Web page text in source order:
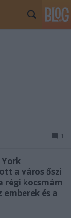
1
a város őszi
régi kocsmám
és a